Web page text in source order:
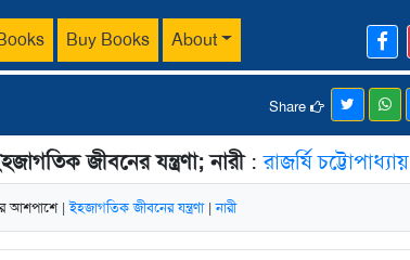
Buy Books About
Share
জীবনের যন্ত্রণা; নারী:রাজর্ষি চট্টোপাধ্যায়
আশপাশে |ইহজাগতিক জীবনের যন্ত্রণা|নারী